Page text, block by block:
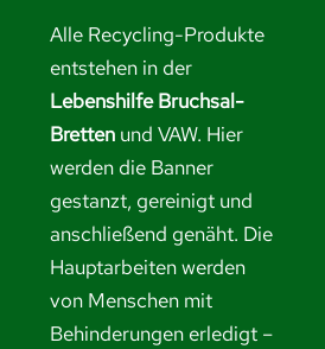
Alle Recycling-Produkte
entstehen in der
Lebenshilfe Bruchsal-
Bretten und VAW. Hier
werden die Banner
gestanzt, gereinigt und
anschließend genäht. Die
Hauptarbeiten werden
von Menschen mit
Behinderungen erledigt –